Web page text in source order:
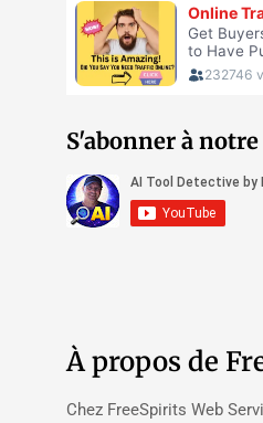
S'abonner à
À propos de
Chez FreeSpirits Web